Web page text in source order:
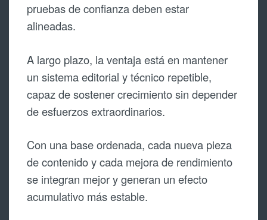
pruebas de confianza deben estar
alineadas.
A largo plazo, la ventaja está en mantener
un sistema editorial y técnico repetible,
capaz de sostener crecimiento sin depender
de esfuerzos extraordinarios.
Con una base ordenada, cada nueva pieza
de contenido y cada mejora de rendimiento
se integran mejor y generan un efecto
acumulativo más estable.